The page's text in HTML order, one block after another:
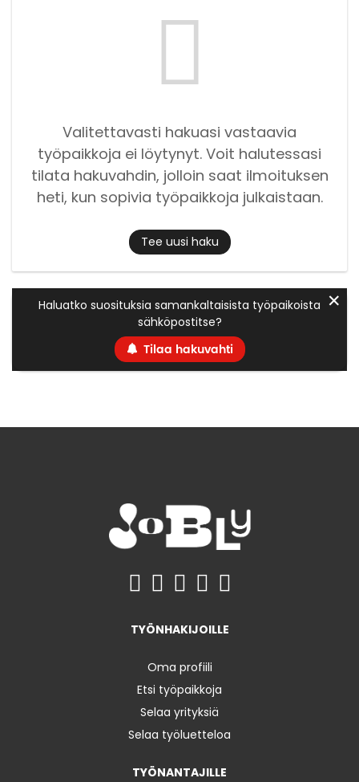
Valitettavasti hakuasi vastaavia
työpaikkoja ei löytynyt. Voit halutessasi
tilata hakuvahdin, jolloin saat ilmoituksen
heti, kun sopivia työpaikkoja julkaistaan.
Tee uusi haku
Haluatko suosituksia samankaltaisista työpaikoista
sähköpostitse?
Tilaa hakuvahti
✕
TYÖNHAKIJOILLE
Oma profiili
Etsi työpaikkoja
Selaa yrityksiä
Selaa työluetteloa
TYÖNANTAJILLE